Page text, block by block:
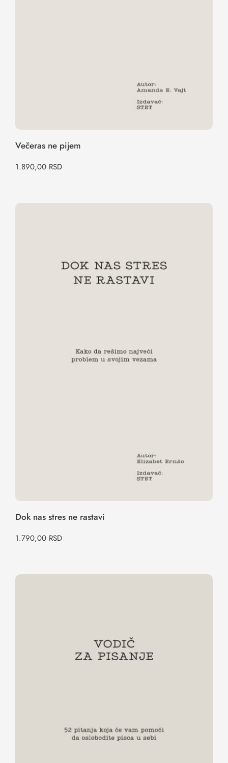
Večeras ne pijem
1.890,00 RSD
Dok nas stres ne rastavi
Dok nas stres ne rastavi
1.790,00 RSD
Vodič za pisanje